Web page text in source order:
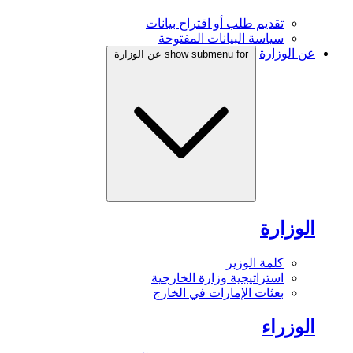
تقديم طلب أو اقتراح بيانات
سياسة البيانات المفتوحة
عن الوزارة
show submenu for عن الوزارة
الوزارة
كلمة الوزير
استراتيجية وزارة الخارجية
بعثات الإمارات في الخارج
الوزراء